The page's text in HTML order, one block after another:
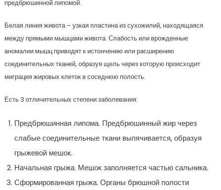
предбрюшинной липомой.
Белая линия живота – узкая пластина из сухожилий, находящаяся
между прямыми мышцами живота. Слабость или врожденные
аномалии мышц приводят к истончению или расширению
соединительных тканей, образуя щель через которую происходит
миграция жировых клеток в соседнюю полость.
Есть 3 отличительных степени заболевания:
Предбрюшинная липома. Предбрюшинный жир через
слабые соединительные ткани выпячивается, образуя
грыжевой мешок.
Начальная грыжа. Мешок заполняется частью сальника.
Сформированная грыжа. Органы брюшной полости